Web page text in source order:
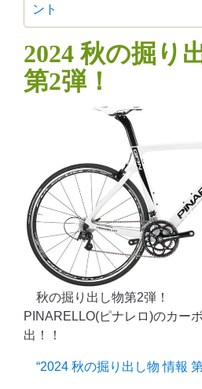
ント
2024 秋の掘り
第2弾！
秋の掘り出し物第2弾！
PINARELLO(ピナレロ)のカー
出！！
“2024 秋の掘り出し物 情報